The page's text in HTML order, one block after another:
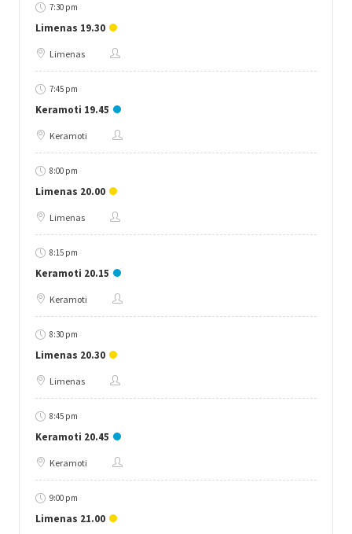
7:30 pm
Limenas 19.30
Limenas
7:45 pm
Keramoti 19.45
Keramoti
8:00 pm
Limenas 20.00
Limenas
8:15 pm
Keramoti 20.15
Keramoti
8:30 pm
Limenas 20.30
Limenas
8:45 pm
Keramoti 20.45
Keramoti
9:00 pm
Limenas 21.00